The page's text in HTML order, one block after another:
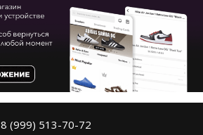
8 (999) 513-70-72